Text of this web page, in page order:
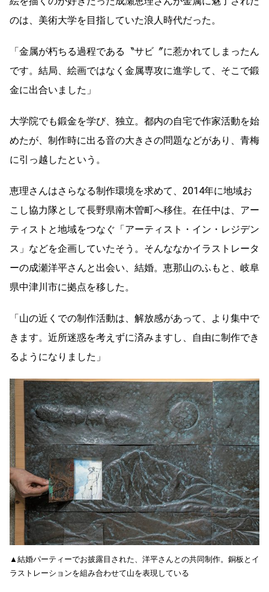
のは、美術大学を目指していた浪人時代だった。
「金属が朽ちる過程である〝サビ〞に惹かれてしまったん
です。結局、絵画ではなく金属専攻に進学して、そこで鍛
金に出合いました」
大学院でも鍛金を学び、独立。都内の自宅で作家活動を始
めたが、制作時に出る音の大きさの問題などがあり、青梅
に引っ越したという。
恵理さんはさらなる制作環境を求めて、2014年に地域お
こし協力隊として長野県南木曽町へ移住。在任中は、アー
ティストと地域をつなぐ「アーティスト・イン・レジデン
ス」などを企画していたそう。そんななかイラストレータ
ーの成瀬洋平さんと出会い、結婚。恵那山のふもと、岐阜
県中津川市に拠点を移した。
「山の近くでの制作活動は、解放感があって、より集中で
きます。近所迷惑を考えずに済みますし、自由に制作でき
るようになりました」
▲結婚パーティーでお披露目された、洋平さんとの共同制作。銅板とイ
ラストレーションを組み合わせて山を表現している